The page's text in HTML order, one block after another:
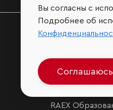
Мы в
RAEX
Вы согласны с
Подробнее об
Соглашаюсь